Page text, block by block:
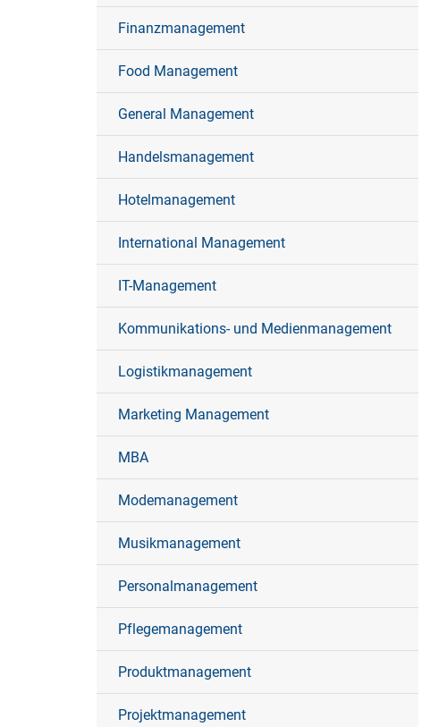
Finanzmanagement
Food Management
General Management
Handelsmanagement
Hotelmanagement
International Management
IT-Management
Kommunikations- und Medienmanagement
Logistikmanagement
Marketing Management
MBA
Modemanagement
Musikmanagement
Personalmanagement
Pflegemanagement
Produktmanagement
Projektmanagement